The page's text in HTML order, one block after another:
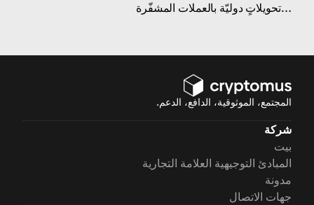
تحويلاتٍ دوليّة بالعملات المشفّرة
المجتمع، الموثوقية، الدافع، الدعم.
شركة
بيت
المبادئ التوجيهية العلامة التجارية
مدونة
جهات الاتصال